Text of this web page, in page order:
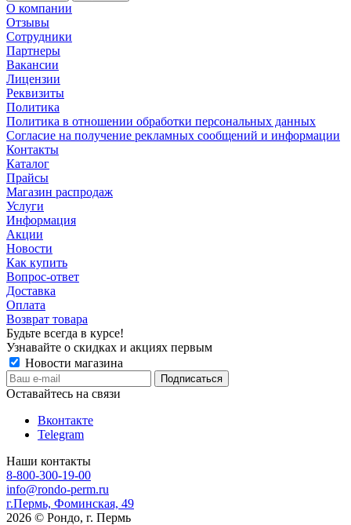
О компании
Отзывы
Сотрудники
Партнеры
Вакансии
Лицензии
Реквизиты
Политика
Политика в отношении обработки персональных данных
Согласие на получение рекламных сообщений и информации
Контакты
Каталог
Прайсы
Магазин распродаж
Услуги
Информация
Акции
Новости
Как купить
Вопрос-ответ
Доставка
Оплата
Возврат товара
Будьте всегда в курсе!
Узнавайте о скидках и акциях первым
Новости магазина
Оставайтесь на связи
Вконтакте
Telegram
Наши контакты
8-800-300-19-00
info@rondo-perm.ru
г.Пермь, Фоминская, 49
2026 © Рондо, г. Пермь